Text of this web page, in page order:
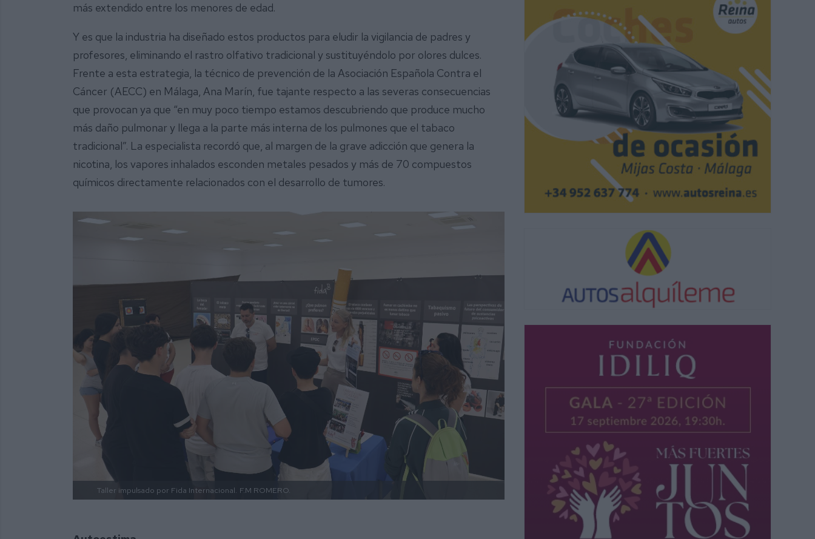
más extendido entre los menores de edad.
Y es que la industria ha diseñado estos productos para eludir la vigilancia de padres y
profesores, eliminando el rastro olfativo tradicional y sustituyéndolo por olores dulces.
Frente a esta estrategia, la técnico de prevención de la Asociación Española Contra el
Cáncer (AECC) en Málaga, Ana Marín, fue tajante respecto a las severas consecuencias
que provocan ya que “en muy poco tiempo estamos descubriendo que produce mucho
más daño pulmonar y llega a la parte más interna de los pulmones que el tabaco
tradicional”. La especialista recordó que, al margen de la grave adicción que genera la
nicotina, los vapores inhalados esconden metales pesados y más de 70 compuestos
químicos directamente relacionados con el desarrollo de tumores.
Taller impulsado por Fida Internacional. F.M ROMERO.